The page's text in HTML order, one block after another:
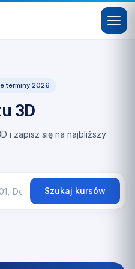
terminy 2026
3D
i zapisz się na najbliższy
Szukaj kursów